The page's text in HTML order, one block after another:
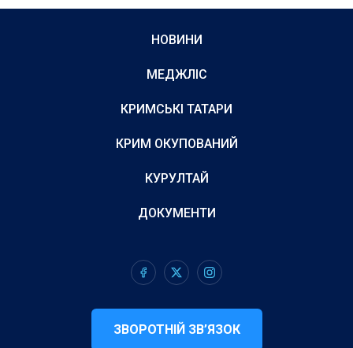
НОВИНИ
МЕДЖЛІС
КРИМСЬКІ ТАТАРИ
КРИМ ОКУПОВАНИЙ
КУРУЛТАЙ
ДОКУМЕНТИ
ЗВОРОТНІЙ ЗВ’ЯЗОК